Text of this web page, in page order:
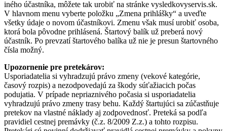
iného účastníka, môžete tak urobiť na stránke vysledkovyservis.sk.
V hlavnom menu vyberte položku „Zmena prihlášky“ a uveďte
všetky údaje o novom účastníkovi. Zmenu však musí urobiť osoba,
ktorá bola pôvodne prihlásená. Štartový balík už preberá nový
účastník. Po prevzatí štartového balíka už nie je presun štartovného
čísla možný.
Upozornenie pre pretekárov:
Usporiadatelia si vyhradzujú právo zmeny (vekové kategórie,
časový rozpis) a nezodpovedajú za škody súťažiacich počas
podujatia. V prípade nepriaznivého počasia si usporiadatelia
vyhradzujú právo zmeny trasy behu. Každý štartujúci sa zúčastňuje
pretekov na vlastné náklady aj zodpovednosť. Preteká sa podľa
pravidiel cestnej premávky (č.z. 8/2009 Z.z.) a tohto rozpisu.